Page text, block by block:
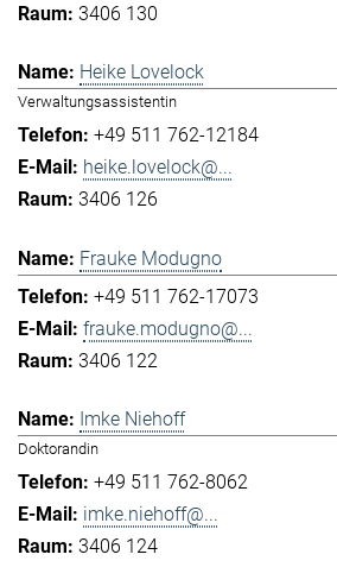
3406 130
Heike Lovelock
Verwaltungsassistentin
+49 511 762-12184
heike.lovelock@...
3406 126
Frauke Modugno
+49 511 762-17073
frauke.modugno@...
3406 122
Imke Niehoff
Doktorandin
+49 511 762-8062
imke.niehoff@...
3406 124